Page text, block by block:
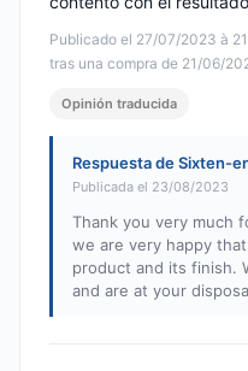
Publicado el 27/07/2023 à
tras una compra de 21/06/
Opinión traducida
Respuesta de Sixten-
Publicada el 23/08/2023
Thank you very much
we are very happy
product and its finish.
and are at your